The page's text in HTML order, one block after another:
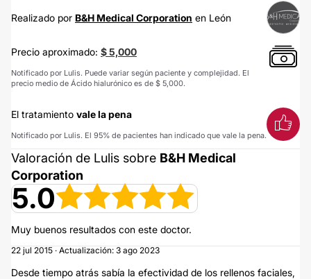
Realizado por B&H Medical Corporation en León
Precio aproximado: $ 5,000
Notificado por Lulis. Puede variar según paciente y complejidad. El
precio medio de Ácido hialurónico es de $ 5,000.
El tratamiento vale la pena
Notificado por Lulis. El 95% de pacientes han indicado que vale la pena.
Valoración de Lulis sobre B&H Medical
Corporation
5.0
Muy buenos resultados con este doctor.
22 jul 2015 · Actualización: 3 ago 2023
Desde tiempo atrás sabía la efectividad de los rellenos faciales,